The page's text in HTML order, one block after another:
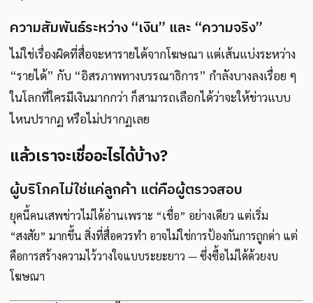
ความสัมพันธ์ระหว่าง “เงิน” และ “ความจริง”
ไม่ใช่เรื่องผิดที่สื่อจะหารายได้จากโฆษณา แต่เส้นแบ่งระหว่าง
“รายได้” กับ “อิสรภาพทางบรรณาธิการ” กำลังบางลงเรื่อย ๆ
ในโลกที่ใครมีเงินมากกว่า ก็สามารถเลือกได้ว่าจะให้ข่าวแบบ
ไหนปรากฏ หรือไม่ปรากฏเลย
แล้วเราจะเชื่ออะไรได้บ้าง?
ผู้บริโภคไม่ใช่แค่ลูกค้า แต่คือผู้ตรวจสอบ
ยุคนี้คนเสพข่าวไม่ได้อ่านเพราะ “เชื่อ” อย่างเดียว แต่เริ่ม
“สงสัย” มากขึ้น สิ่งที่สื่อควรทำ อาจไม่ใช่การป้องกันการถูกด่า แต่
คือการสร้างความไว้วางใจแบบระยะยาว — ซึ่งซื้อไม่ได้ด้วยงบ
โฆษณา